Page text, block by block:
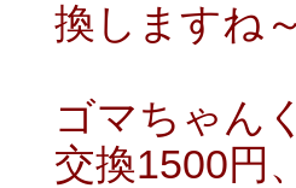
換しますね
ゴマちゃん
交換1500円